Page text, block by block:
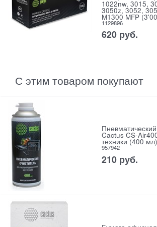
1022nw, 3015,
3050z, 3052,
M1300 MFP
1129896
620 руб.
С этим товаром покупают
Cactus CS-
техники (400 мл)
957942
210 руб.